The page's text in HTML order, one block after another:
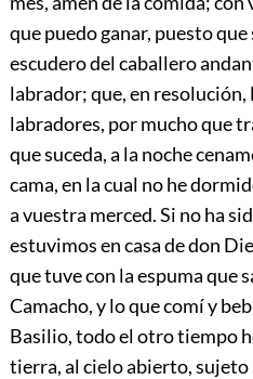
que puedo ganar, puesto
escudero del caballero
labrador; que, en resolución,
labradores, por mucho que
que suceda, a la noche
cama, en la cual no he
a vuestra merced. Si no ha
estuvimos en casa de don
que tuve con la espuma que
Camacho, y lo que comí y
Basilio, todo el otro tiempo
tierra, al cielo abierto, sujeto